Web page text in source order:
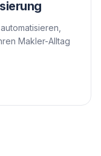
Makler-Alltag